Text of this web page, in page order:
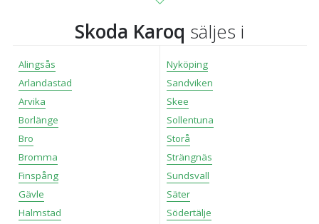
Skoda Karoq säljes i
Alingsås
Arlandastad
Arvika
Borlänge
Bro
Bromma
Finspång
Gävle
Halmstad
Nyköping
Sandviken
Skee
Sollentuna
Storå
Strängnäs
Sundsvall
Säter
Södertälje